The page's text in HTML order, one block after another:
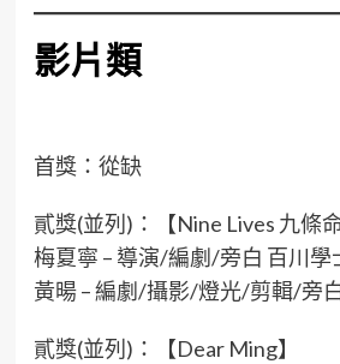
影片類
首獎：從缺
貳獎(並列)：【Nine Lives 九條命
梅夏寧 – 導演/編劇/旁白 百川學
黃暘 – 編劇/攝影/燈光/剪輯/旁
貳獎(並列)：【Dear Ming】